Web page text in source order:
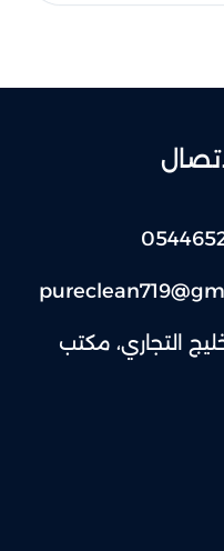
التجاري، مكتب